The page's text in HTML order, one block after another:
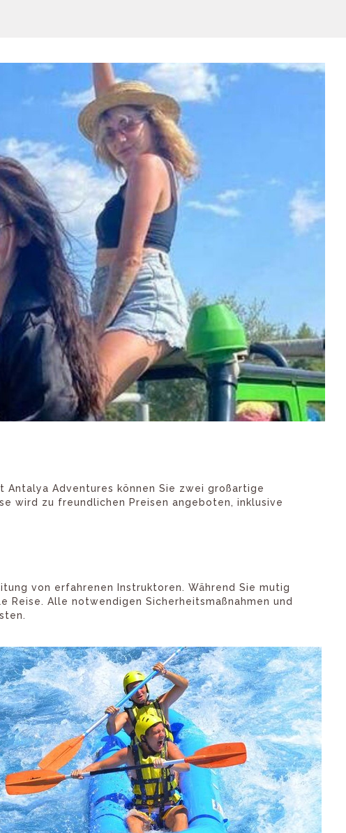
Antalya Adventures können Sie zwei großartige
wird zu freundlichen Preisen angeboten, inklusive
von erfahrenen Instruktoren. Während Sie mutig
Alle notwendigen Sicherheitsmaßnahmen und